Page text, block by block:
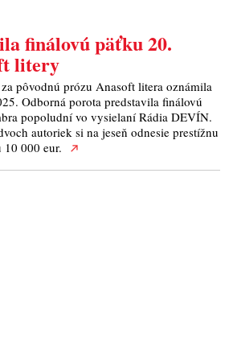
finálovú päťku 20.
litery
pôvodnú prózu Anasoft litera oznámila
Odborná porota predstavila finálovú
popoludní vo vysielaní Rádia DEVÍN.
autoriek si na jeseň odnesie prestížnu
10 000 eur.